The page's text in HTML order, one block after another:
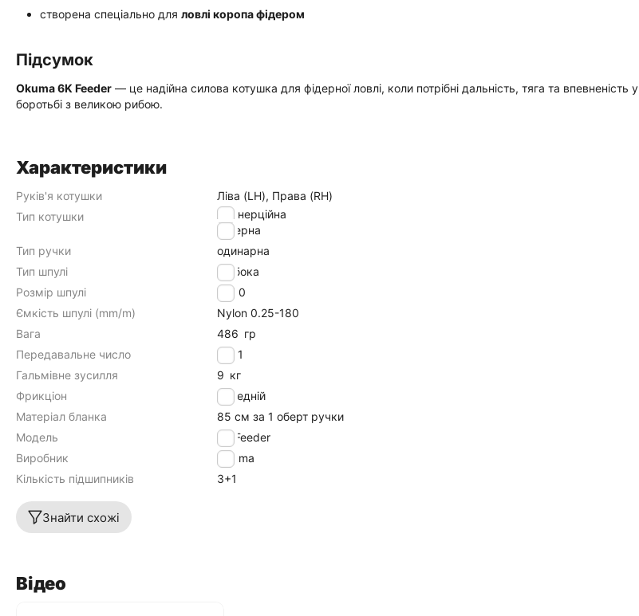
створена спеціально для ловлі коропа фідером
Підсумок
Okuma 6K Feeder — це надійна силова котушка для фідерної ловлі, коли потрібні дальність, тяга та впевненість у
боротьбі з великою рибою.
Характеристики
Руків'я котушки
Ліва (LH), Права (RH)
Тип котушки
безінерційна
фідерна
Тип ручки
одинарна
Тип шпулі
глибока
Розмір шпулі
6000
Ємкість шпулі (mm/m)
Nylon 0.25-180
Вага
486 гр
Передавальне число
5.3:1
Гальмівне зусилля
9 кг
Фрикціон
передній
Матеріал бланка
85 см за 1 оберт ручки
Модель
6K Feeder
Виробник
Okuma
Кількість підшипників
3+1
Знайти схожі
Відео